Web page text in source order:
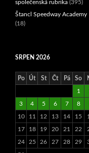
společenská rubrika (395)
Štancl Speedway Academy
(18)
SRPEN 2026
Po Út St Čt Pá So
1
3 4 5 6 7 8
10 11 12 13 14 15
17 18 19 20 21 22
24 25 26 27 28 29